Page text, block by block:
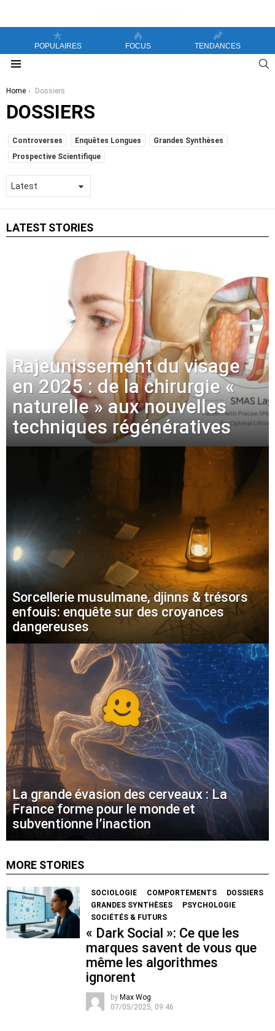
POPULAIRES FOCUS TENDANCES
You are here:
Home Dossiers
DOSSIERS
SUBTERMS
Controverses Enquêtes Longues
Grandes Synthèses
Prospective Scientifique
LATEST STORIES
Rajeunissement du visage
en 2025 : de la chirurgie «
naturelle » aux nouvelles
techniques régénératives
Sorcellerie musulmane, djinns & trésors
enfouis: enquête sur des croyances
dangereuses
La grande évasion des cerveaux : La
France forme pour le monde et
subventionne l’inaction
MORE STORIES
SOCIOLOGIE COMPORTEMENTS
DOSSIERS
GRANDES SYNTHÈSES
PSYCHOLOGIE
SOCIÉTÉS & FUTURS
« Dark Social »: Ce que les
marques savent de vous que
même les algorithmes
ignorent
by Max Wog
07/05/2025, 09:46